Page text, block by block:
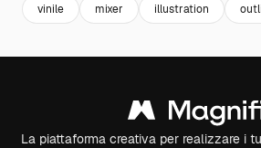
vinile mixer illustration
La piattaforma creativa per realizzare i